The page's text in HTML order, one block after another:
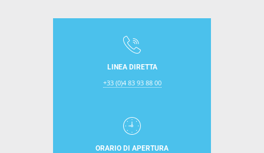
LINEA DIRETTA
+33 (0)4 83 93 88 00
ORARIO DI APERTURA